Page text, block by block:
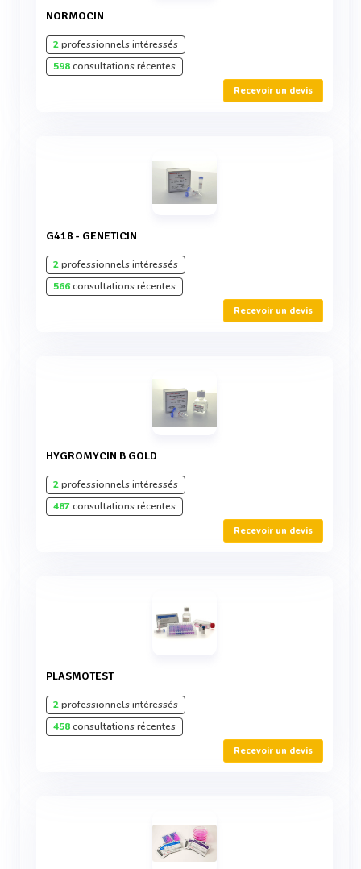
NORMOCIN
2professionnels intéressés
598consultations récentes
Recevoir un devis
G418 - GENETICIN
2professionnels intéressés
566consultations récentes
Recevoir un devis
HYGROMYCIN B GOLD
2professionnels intéressés
487consultations récentes
Recevoir un devis
PLASMOTEST
2professionnels intéressés
458consultations récentes
Recevoir un devis